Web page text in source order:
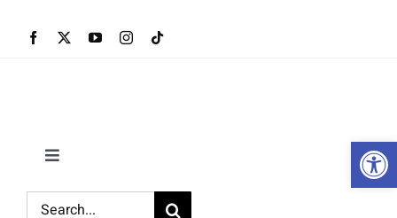
Toggle
Navigation
Inicio
Search